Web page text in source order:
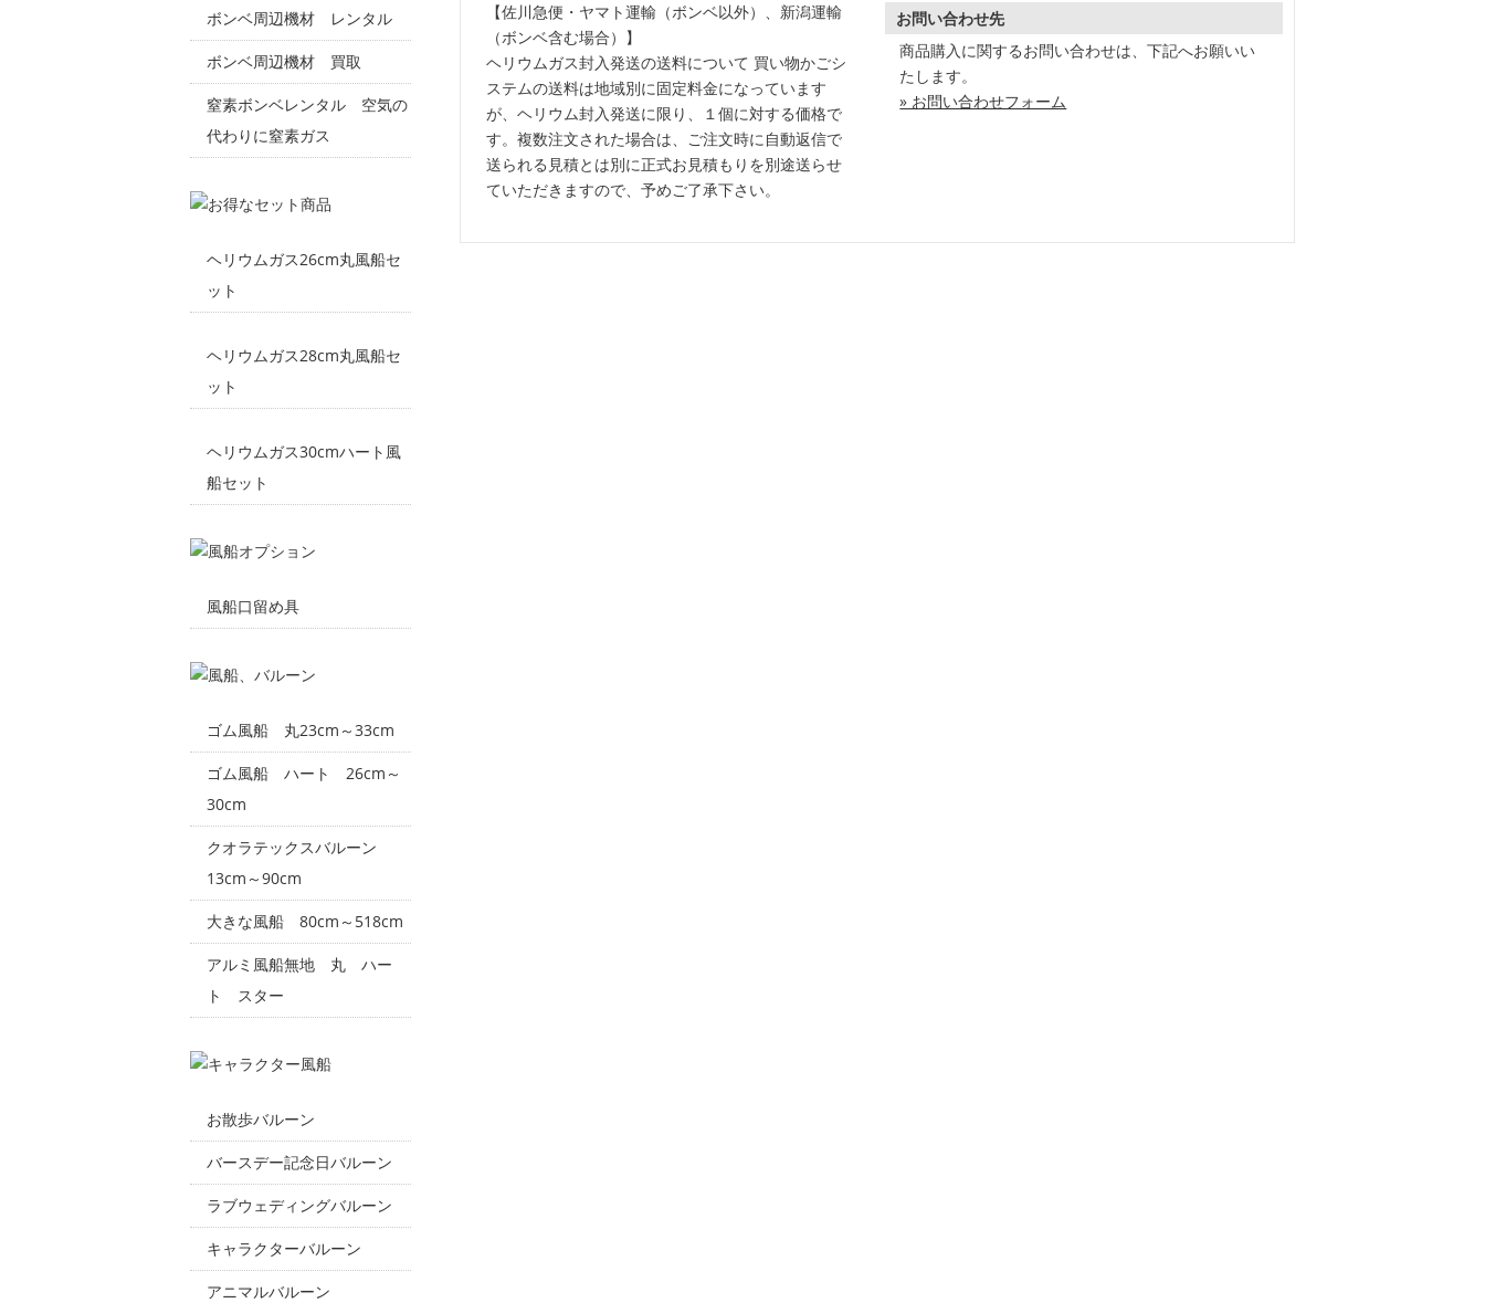
ボンベ周辺機材 レンタル
ボンベ周辺機材 買取
窒素ボンベレンタル 空気の
代わりに窒素ガス
ヘリウムガス26cm丸風船セ
ット
ヘリウムガス28cm丸風船セ
ット
ヘリウムガス30cmハート風
船セット
風船口留め具
ゴム風船 丸23cm～33cm
ゴム風船 ハート 26cm～
30cm
クオラテックスバルーン
13cm～90cm
大きな風船 80cm～518cm
アルミ風船無地 丸 ハー
ト スター
お散歩バルーン
バースデー記念日バルーン
ラブウェディングバルーン
キャラクターバルーン
アニマルバルーン
【佐川急便・ヤマト運輸（ボンベ以外）、新潟運輸
（ボンベ含む場合）】
ヘリウムガス封入発送の送料について 買い物かごシ
ステムの送料は地域別に固定料金になっています
が、ヘリウム封入発送に限り、１個に対する価格で
す。複数注文された場合は、ご注文時に自動返信で
送られる見積とは別に正式お見積もりを別途送らせ
ていただきますので、予めご了承下さい。
お問い合わせ先
商品購入に関するお問い合わせは、下記へお願いい
たします。
» お問い合わせフォーム